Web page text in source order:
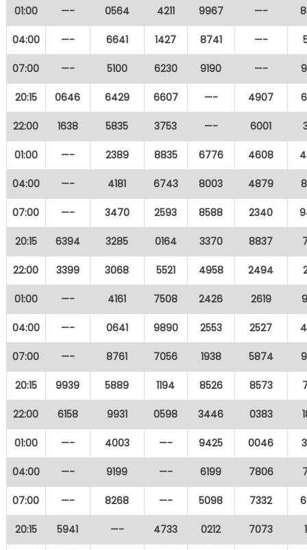
01:00 —- 0564 4211 9967 —-
04:00 —- 6641 1427 8741 —-
07:00 —- 5100 6230 9190 —-
20:15 0646 6429 6607 —- 4907
22:00 1638 5835 3753 —- 6001
01:00 —- 2389 8835 6776 4608
04:00 —- 4181 6743 8003 4879
07:00 —- 3470 2593 8588 2340
20:15 6394 3285 0164 3370 8837
22:00 3399 3068 5521 4958 2494
01:00 —- 4161 7508 2426 2619
04:00 —- 0641 9890 2553 2527
07:00 —- 8761 7056 1938 5874
20:15 9939 5889 1194 8526 8573
22:00 6158 9931 0598 3446 0383
01:00 —- 4003 —- 9425 0046
04:00 —- 9199 —- 6199 7806
07:00 —- 8268 —- 5098 7332
20:15 5941 —- 4733 0212 7073